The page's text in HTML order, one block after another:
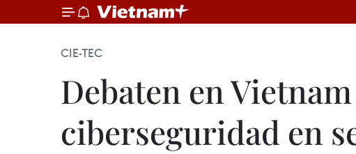
CIE-TEC
Debaten en
ciberseguridad en